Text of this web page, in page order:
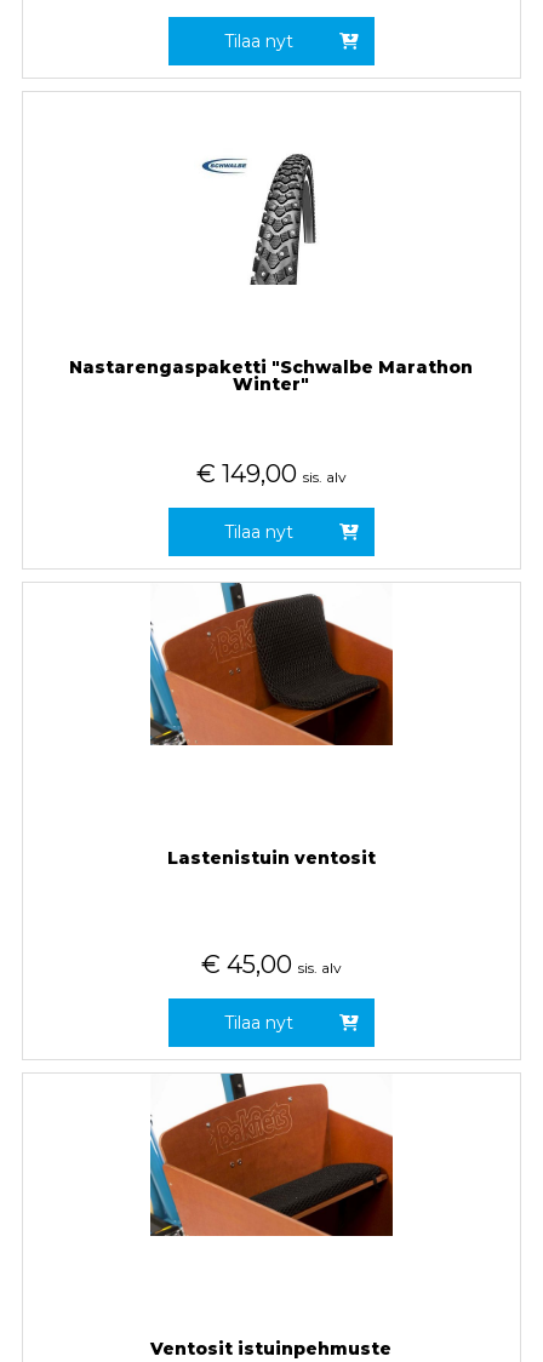
Tilaa nyt
Nastarengaspaketti "Schwalbe Marathon
Winter"
€ 149,00 sis. alv
Tilaa nyt
Lastenistuin ventosit
€ 45,00 sis. alv
Tilaa nyt
Ventosit istuinpehmuste